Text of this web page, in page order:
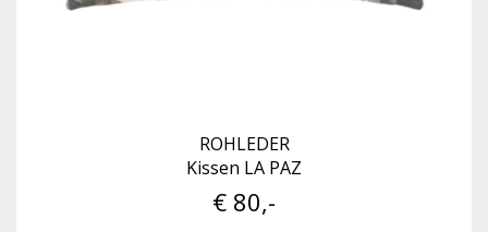
ROHLEDER
Kissen LA PAZ
€ 80,-